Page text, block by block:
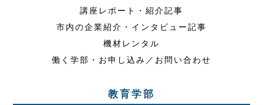
講座レポート・紹介記事
市内の企業紹介・インタビュー記事
機材レンタル
働く学部・お申し込み／お問い合わせ
教育学部